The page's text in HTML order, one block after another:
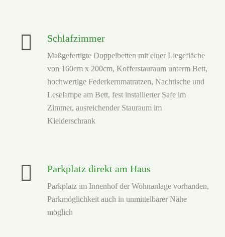
Schlafzimmer
Maßgefertigte Doppelbetten mit einer Liegefläche
von 160cm x 200cm, Kofferstauraum unterm Bett,
hochwertige Federkernmatratzen, Nachtische und
Leselampe am Bett, fest installierter Safe im
Zimmer, ausreichender Stauraum im
Parkplatz direkt am Haus
Parkplatz im Innenhof der Wohnanlage vorhanden,
Parkmöglichkeit auch in unmittelbarer Nähe